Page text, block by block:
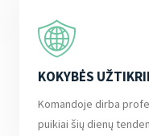
KOKYBĖS
Komandoje dirba
puikiai šių dienų